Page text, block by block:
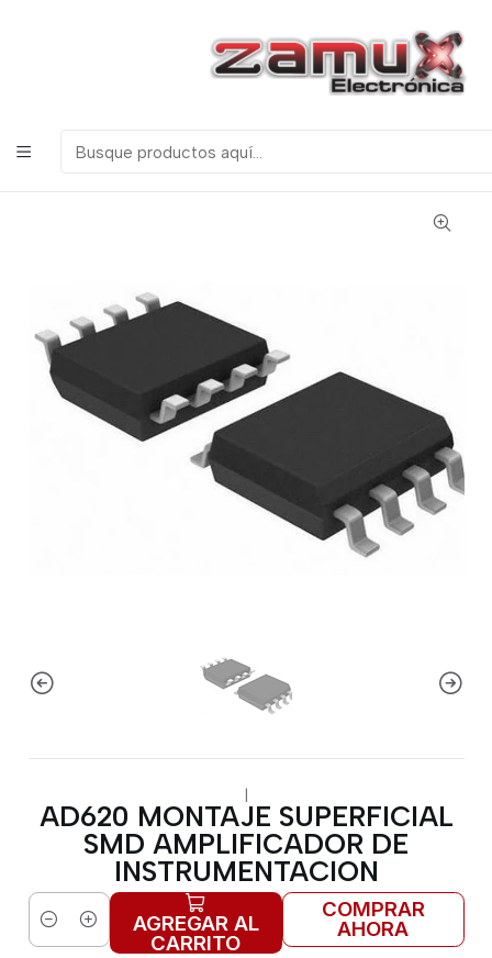
ELECTRONICOS, ROBOTICA & TECNOLOGIA
MONTAJE SUPERFICIAL
INTEGRADOS Y TRANSISTORES
INSTRUMENTACION
|
AD620 MONTAJE SUPERFICIAL
SMD AMPLIFICADOR DE
INSTRUMENTACION
Cantidad AGREGAR AL
CARRITO
COMPRAR
AHORA